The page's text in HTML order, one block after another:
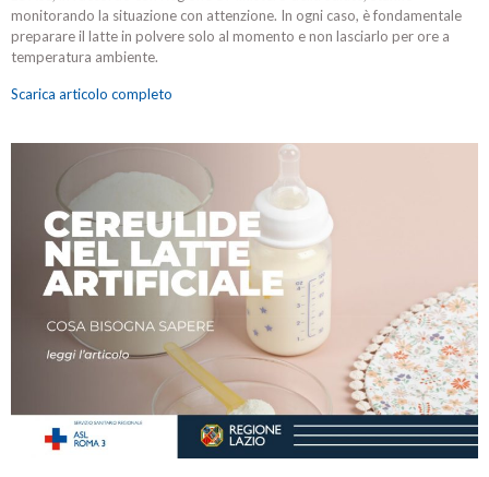
monitorando la situazione con attenzione. In ogni caso, è fondamentale
preparare il latte in polvere solo al momento e non lasciarlo per ore a
temperatura ambiente.
Scarica articolo completo